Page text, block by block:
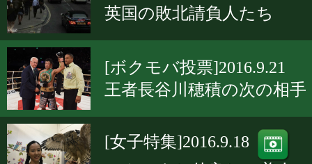
英国の敗北請負人たち
[ボクモバ投票]2016.9.21
王者長谷川穂積の次の相手
[女子特集]2016.9.18